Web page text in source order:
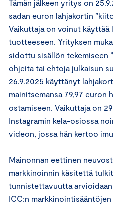
Tämän jälkeen yritys on
sadan euron lahjakortin
Vaikuttaja on voinut käyttää
tuotteeseen. Yrityksen
sidottu sisällön tekemiseen
ohjeita tai ehtoja julkaisun
26.9.2025 käyttänyt
mainitsemansa 79,97 euron
ostamiseen. Vaikuttaja on
Instagramin kela-osiossa
videon, jossa hän kertoo
Mainonnan eettinen
markkinoinnin käsitettä
tunnistettavuutta
ICC:n